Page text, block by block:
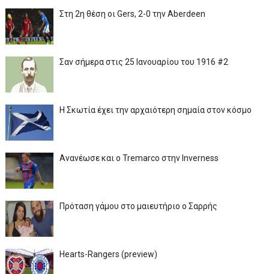
Στη 2η θέση οι Gers, 2-0 την Aberdeen
Σαν σήμερα στις 25 Ιανουαρίου του 1916 #2
Η Σκωτία έχει την αρχαιότερη σημαία στον κόσμο
Ανανέωσε και ο Tremarco στην Inverness
Πρόταση γάμου στο μαιευτήριο ο Σαρρής
Hearts-Rangers (preview)